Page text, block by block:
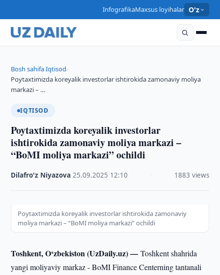
InfografikaMaxsus loyihalar O'z
Bosh sahifa›Iqtisod›
Poytaxtimizda koreyalik investorlar ishtirokida zamonaviy moliya
markazi – …
IQTISOD
Poytaxtimizda koreyalik investorlar
ishtirokida zamonaviy moliya markazi –
“BoMI moliya markazi” ochildi
Dilafro'z Niyazova ·25.09.2025 12:10 1883 views
Poytaxtimizda koreyalik investorlar ishtirokida zamonaviy
moliya markazi – “BoMI moliya markazi” ochildi
Toshkent, O‘zbekiston (UzDaily.uz) —Toshkent shahrida
yangi moliyaviy markaz - BoMI Finance Centerning tantanali